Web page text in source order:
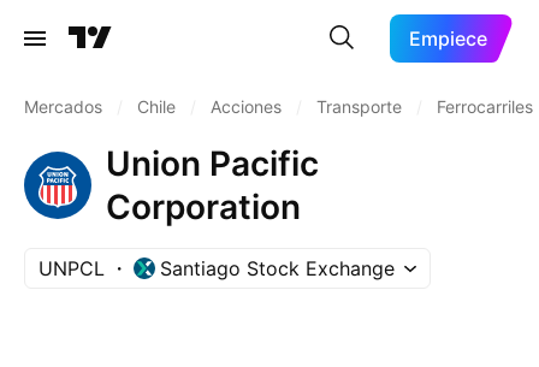
Empiece
Mercados Chile Acciones Transporte Ferrocarriles
Union Pacific
Corporation
UNPCL Santiago Stock Exchange